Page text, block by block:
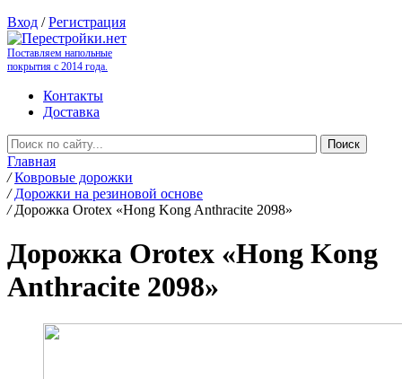
Вход /Регистрация
Поставляем напольные
покрытия с 2014 года.
Контакты
Доставка
Главная
/ Ковровые дорожки
/ Дорожки на резиновой основе
/ Дорожка Orotex «Hong Kong Anthracite 2098»
Дорожка Orotex «Hong Kong
Anthracite 2098»